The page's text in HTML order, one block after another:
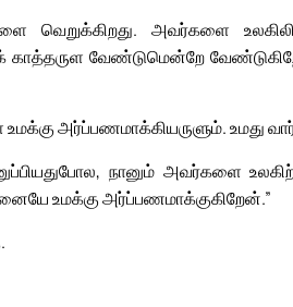
அவர்களை
காத்தருள வேண்டுமென்றே
அர்ப்பணமாக்கியருளும். உமது
நானும் அவர்களை
உமக்கு அர்ப்பணமாக்குகிறேன்.”